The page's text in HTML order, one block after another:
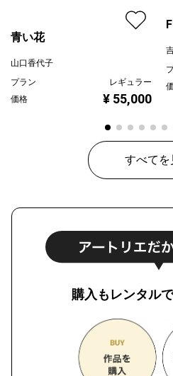
青い花
山口香代子
プラン
レギュラー
価格
¥ 55,000
すべてを
購入もレンタル